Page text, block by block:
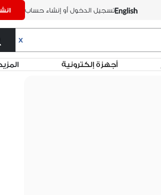
تسجيل الدخول أو إنشاء حساب
X
أجهزة إلكترونية